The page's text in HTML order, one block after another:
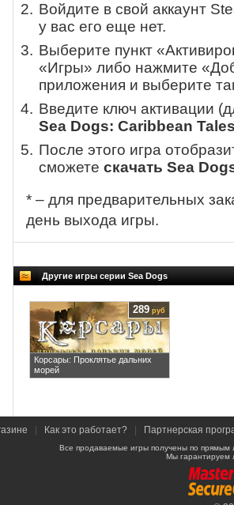
Войдите в свой аккаунт
у вас его еще нет.
Выберите пункт
«Игры» либо нажмите
приложения и выберите
Введите ключ активации
Sea Dogs: Caribbean
После этого игра
сможете скачать Sea
* – для предварительных
день выхода игры.
Другие игры серии Sea Dogs
Корсары: Проклятье дальних
морей
289 руб
Как это работает? Партнерская
Все продаваемые игры получены по
Мы гарантируем